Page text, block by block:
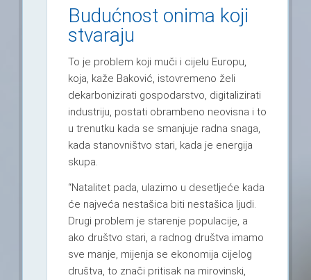
Budućnost onima koji
stvaraju
To je problem koji muči i cijelu Europu,
koja, kaže Baković, istovremeno želi
dekarbonizirati gospodarstvo, digitalizirati
industriju, postati obrambeno neovisna i to
u trenutku kada se smanjuje radna snaga,
kada stanovništvo stari, kada je energija
skupa.
“Natalitet pada, ulazimo u desetljeće kada
će najveća nestašica biti nestašica ljudi.
Drugi problem je starenje populacije, a
ako društvo stari, a radnog društva imamo
sve manje, mijenja se ekonomija cijelog
društva, to znači pritisak na mirovinski,